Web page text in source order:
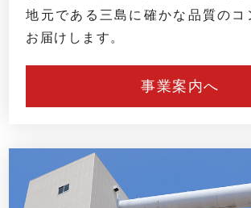
地元である三島に確かな品質のコ
お届けします。
事業案内へ